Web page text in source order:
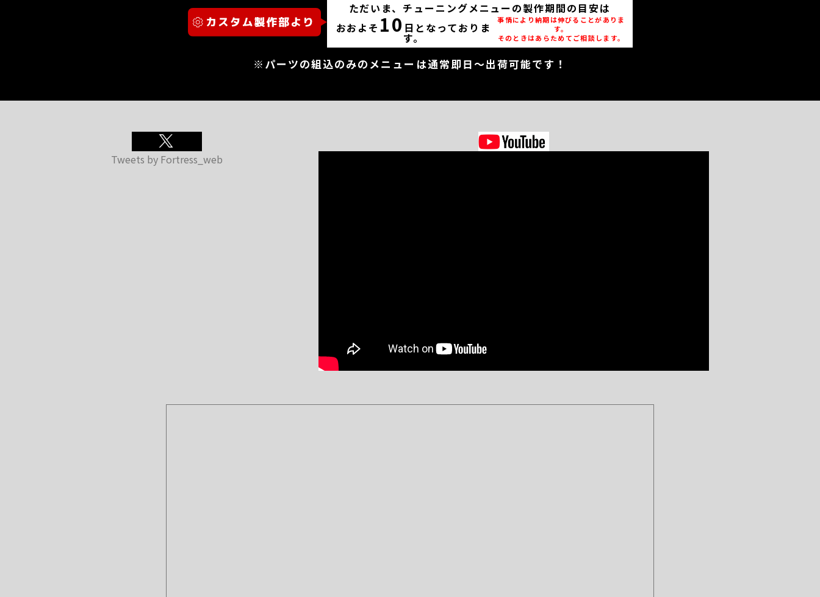
ただいま、チューニングメニューの製作期間の目安は
おおよそ 10 日となっておりま
す。
事情により納期は伸びることがありま
す。
そのときはあらためてご相談します。
※パーツの組込のみのメニューは通常即日～出荷可能です！
Tweets by Fortress_web